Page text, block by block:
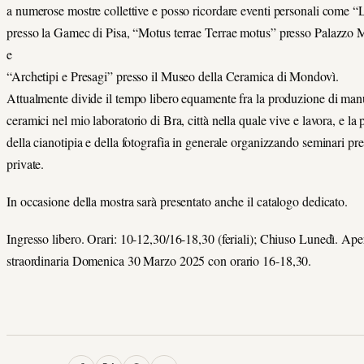
a numerose mostre collettive e posso ricordare eventi personali come
presso la Gamec di Pisa, “Motus terrae Terrae motus” presso Palazzo
e
“Archetipi e Presagi” presso il Museo della Ceramica di Mondovì.
Attualmente divide il tempo libero equamente fra la produzione di
ceramici nel mio laboratorio di Bra, città nella quale vive e lavora, e la
della cianotipia e della fotografia in generale organizzando seminari
private.
In occasione della mostra sarà presentato anche il catalogo dedicato.
Ingresso libero. Orari: 10-12,30/16-18,30 (feriali); Chiuso Lunedì.
straordinaria Domenica 30 Marzo 2025 con orario 16-18,30.